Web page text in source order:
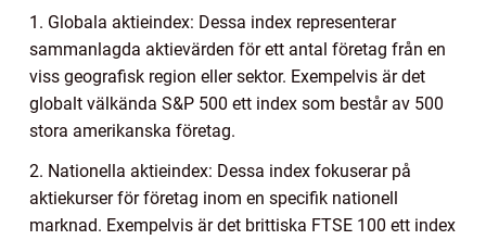
1. Globala aktieindex: Dessa index representerar
sammanlagda aktievärden för ett antal företag från en
viss geografisk region eller sektor. Exempelvis är det
globalt välkända S&P 500 ett index som består av 500
stora amerikanska företag.
2. Nationella aktieindex: Dessa index fokuserar på
aktiekurser för företag inom en specifik nationell
marknad. Exempelvis är det brittiska FTSE 100 ett index